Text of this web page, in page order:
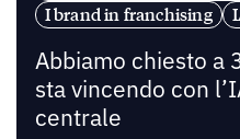
I brand in franchising
Abbiamo chiesto a
sta vincendo con
centrale